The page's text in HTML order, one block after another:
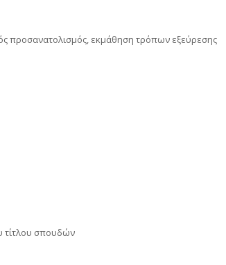
προσανατολισμός, εκμάθηση τρόπων εξεύρεσης
τίτλου σπουδών